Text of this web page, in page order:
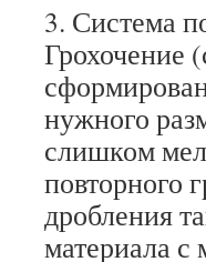
3. Система
Грохочение
нужного
слишком
повторного
дробления
материала